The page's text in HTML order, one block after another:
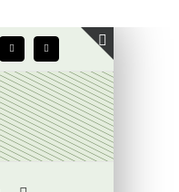
X Email
Toggle
area
barra
scorrevole